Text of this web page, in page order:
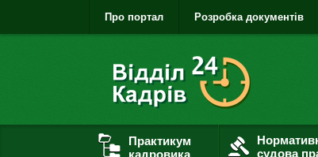
Про портал Розробка документів
Практикум
кадровика
судова